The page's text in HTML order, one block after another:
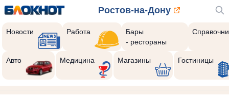
Ростов-на-Дону
Новости Работа
Бары
- рестораны
Авто Медицина Магазины Гостиницы